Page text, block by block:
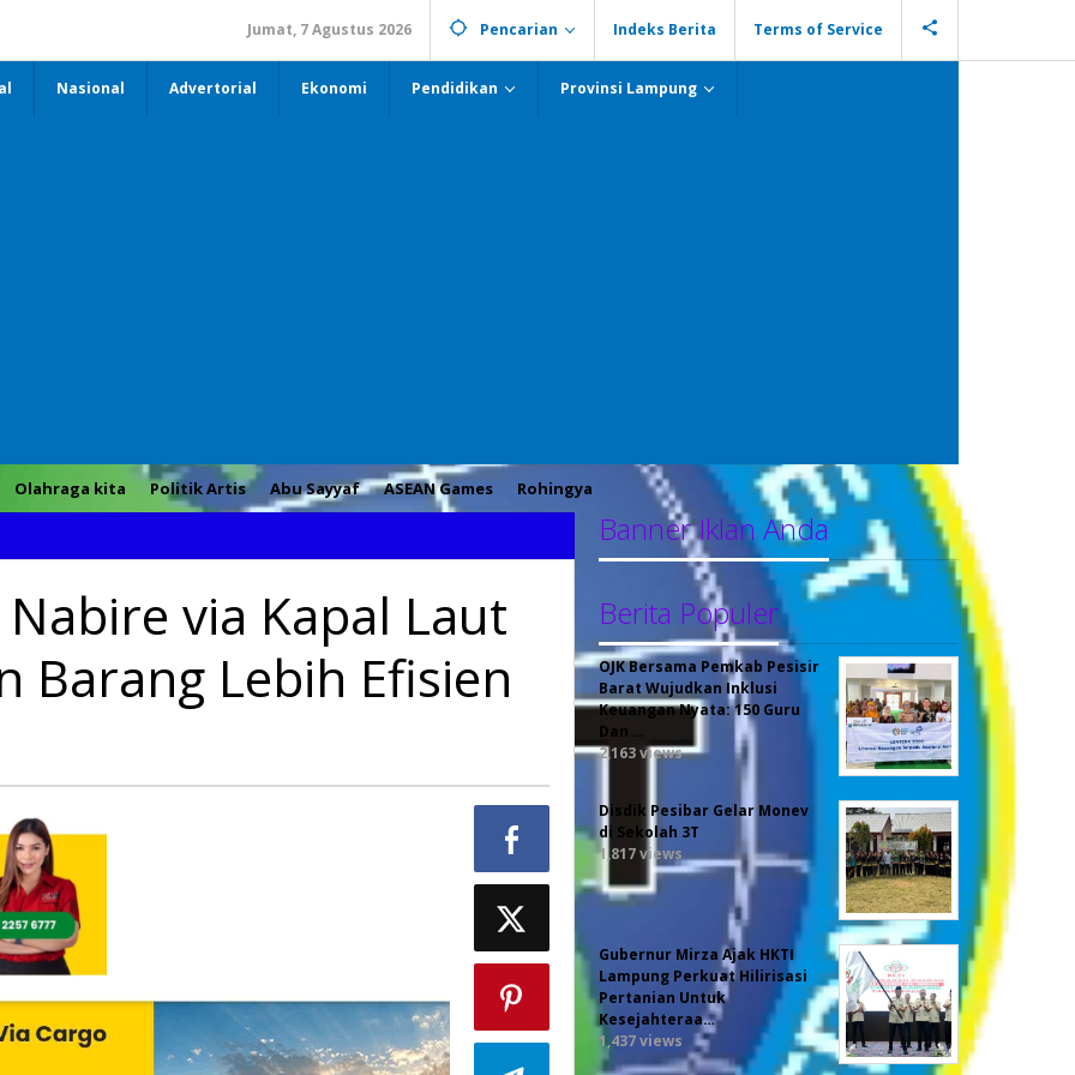
Jumat, 7 Agustus 2026 Pencarian Indeks Berita Terms of Service
Nasional Advertorial Ekonomi Pendidikan Provinsi Lampung
Olahraga kita Politik Artis Abu Sayyaf ASEAN Games Rohingya
via Kapal Laut
Barang Lebih Efisien
Banner Iklan Anda
Berita Populer
OJK Bersama Pemkab Pesisir
Barat Wujudkan Inklusi
Keuangan Nyata: 150 Guru
Dan …
2,163 views
Disdik Pesibar Gelar Monev
di Sekolah 3T
1,817 views
Gubernur Mirza Ajak HKTI
Lampung Perkuat Hilirisasi
Pertanian Untuk
Kesejahteraa…
1,437 views